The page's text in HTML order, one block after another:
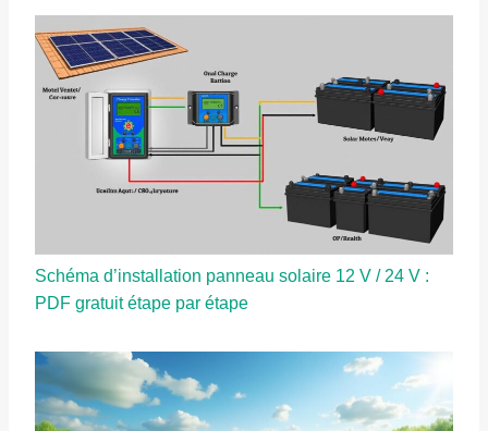
Schéma d’installation panneau solaire 12 V / 24 V :
PDF gratuit étape par étape